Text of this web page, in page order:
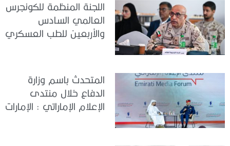
اللجنة المنظمة للكونجرس
العالمي السادس
والأربعين للطب العسكري
المتحدث باسم وزارة
الدفاع خلال منتدى
الإعلام الإماراتي : الإمارات